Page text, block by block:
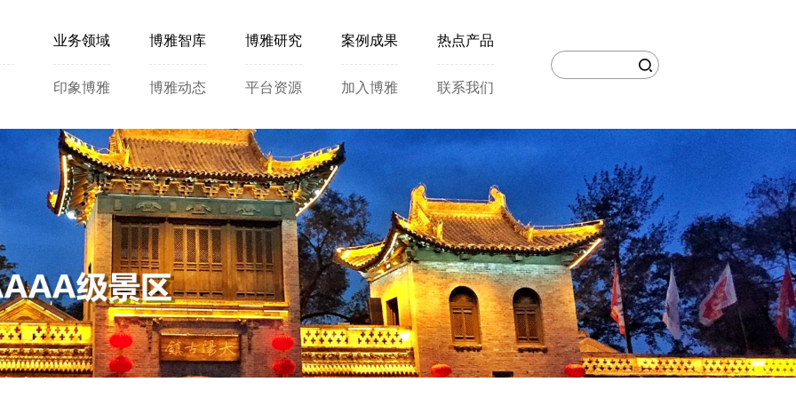
业务领域 博雅智库 博雅研究 案例成果 热点产品
印象博雅 博雅动态 平台资源 加入博雅 联系我们